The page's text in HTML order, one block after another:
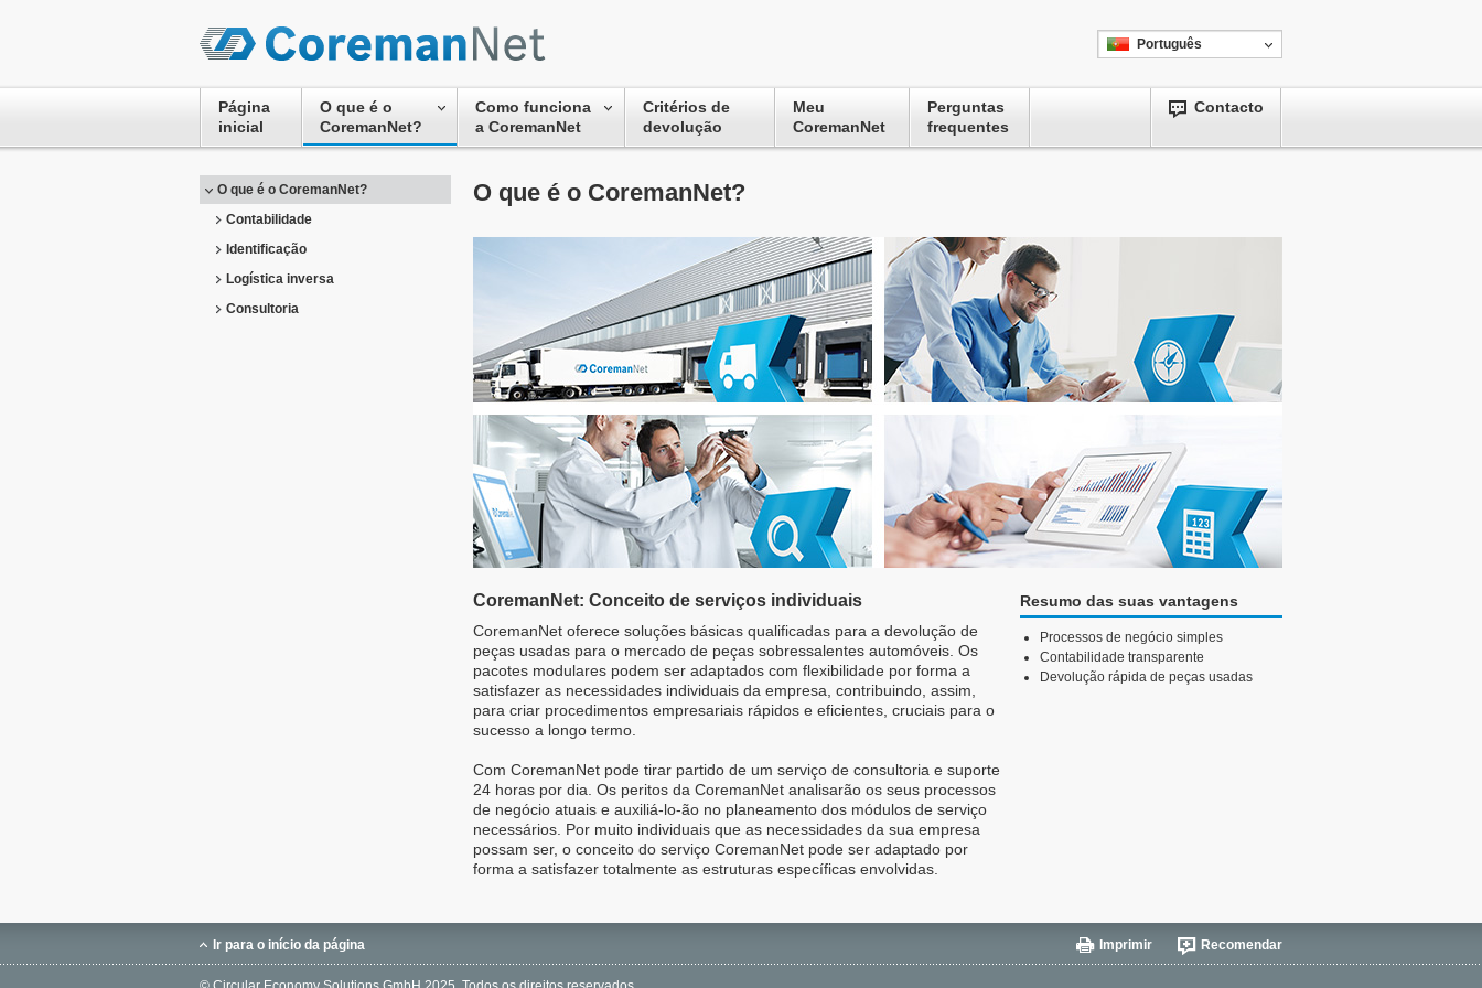
Português
Página
inicial
O que é o
CoremanNet?
Como funciona
a CoremanNet
Critérios de
devolução
Meu
CoremanNet
Perguntas
frequentes
Contacto
O que é o CoremanNet?
Contabilidade
Identificação
Logística inversa
Consultoria
O que é o CoremanNet?
CoremanNet: Conceito de serviços individuais
CoremanNet oferece soluções básicas qualificadas para a devolução de
peças usadas para o mercado de peças sobressalentes automóveis. Os
pacotes modulares podem ser adaptados com flexibilidade por forma a
satisfazer as necessidades individuais da empresa, contribuindo, assim,
para criar procedimentos empresariais rápidos e eficientes, cruciais para o
sucesso a longo termo.
Com CoremanNet pode tirar partido de um serviço de consultoria e suporte
24 horas por dia. Os peritos da CoremanNet analisarão os seus processos
de negócio atuais e auxiliá-lo-ão no planeamento dos módulos de serviço
necessários. Por muito individuais que as necessidades da sua empresa
possam ser, o conceito do serviço CoremanNet pode ser adaptado por
forma a satisfazer totalmente as estruturas específicas envolvidas.
Resumo das suas vantagens
Processos de negócio simples
Contabilidade transparente
Devolução rápida de peças usadas
Ir para o início da página Imprimir Recomendar